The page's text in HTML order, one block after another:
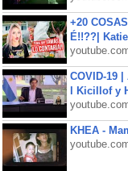
+20
É!!??|
COVID-19
l Kicillof y
KHEA -